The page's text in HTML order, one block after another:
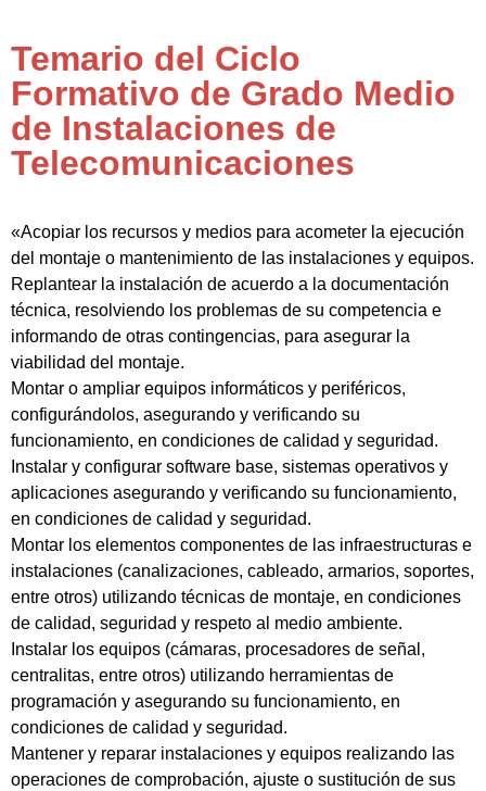
Temario del Ciclo
Formativo de Grado Medio
de Instalaciones de
Telecomunicaciones
«Acopiar los recursos y medios para acometer la ejecución
del montaje o mantenimiento de las instalaciones y equipos.
Replantear la instalación de acuerdo a la documentación
técnica, resolviendo los problemas de su competencia e
informando de otras contingencias, para asegurar la
viabilidad del montaje.
Montar o ampliar equipos informáticos y periféricos,
configurándolos, asegurando y verificando su
funcionamiento, en condiciones de calidad y seguridad.
Instalar y configurar software base, sistemas operativos y
aplicaciones asegurando y verificando su funcionamiento,
en condiciones de calidad y seguridad.
Montar los elementos componentes de las infraestructuras e
instalaciones (canalizaciones, cableado, armarios, soportes,
entre otros) utilizando técnicas de montaje, en condiciones
de calidad, seguridad y respeto al medio ambiente.
Instalar los equipos (cámaras, procesadores de señal,
centralitas, entre otros) utilizando herramientas de
programación y asegurando su funcionamiento, en
condiciones de calidad y seguridad.
Mantener y reparar instalaciones y equipos realizando las
operaciones de comprobación, ajuste o sustitución de sus